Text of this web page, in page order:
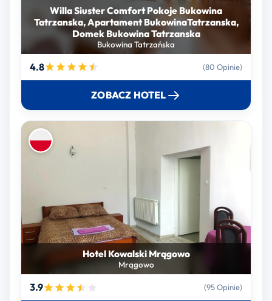
Willa Siuster Comfort Pokoje Bukowina
Tatrzanska, Apartament BukowinaTatrzanska,
Domek Bukowina Tatrzanska
Bukowina Tatrzańska
4.8 (80 Opinie)
ZOBACZ HOTEL
Hotel Kowalski Mrągowo
Mrągowo
3.9 (95 Opinie)